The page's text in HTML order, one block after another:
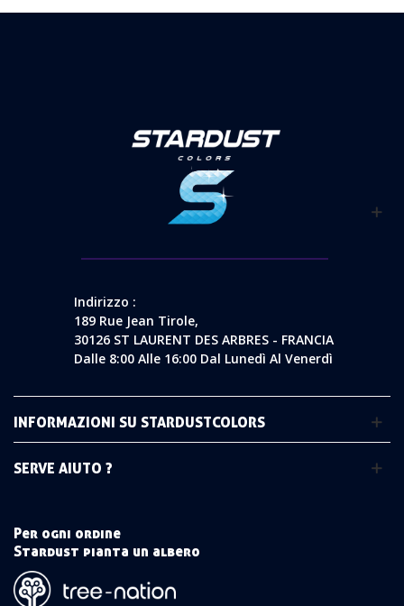
Indirizzo :
189 Rue Jean Tirole,
30126 ST LAURENT DES ARBRES - FRANCIA
Dalle 8:00 Alle 16:00 Dal Lunedì Al Venerdì
INFORMAZIONI SU STARDUSTCOLORS
SERVE AIUTO ?
Per ogni ordine
Stardust pianta un albero